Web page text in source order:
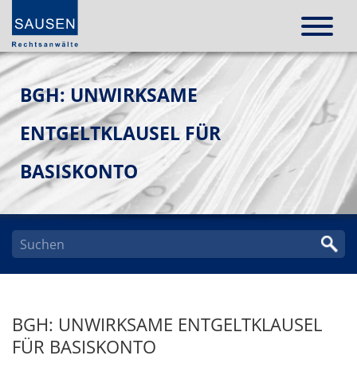
BGH: UNWIRKSAME
ENTGELTKLAUSEL FÜR
BASISKONTO
BGH: UNWIRKSAME ENTGELTKLAUSEL
FÜR BASISKONTO